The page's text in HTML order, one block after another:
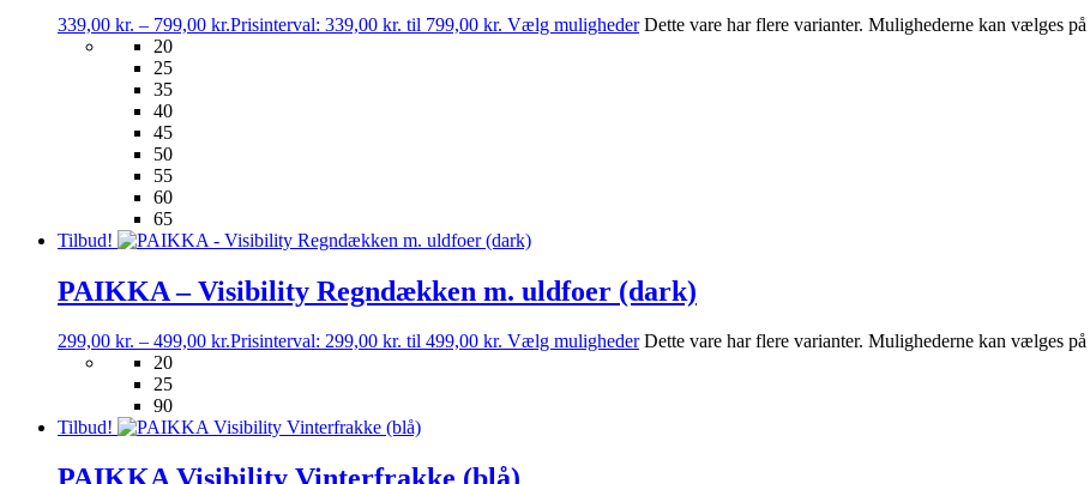
339,00 kr. – 799,00 kr.Prisinterval: 339,00 kr. til 799,00 kr. Vælg muligheder Dette vare har flere varianter. Mulighederne kan vælges på
20
25
35
40
45
50
55
60
65
Tilbud!
PAIKKA – Visibility Regndækken m. uldfoer (dark)
299,00 kr. – 499,00 kr.Prisinterval: 299,00 kr. til 499,00 kr. Vælg muligheder Dette vare har flere varianter. Mulighederne kan vælges på
20
25
90
Tilbud!